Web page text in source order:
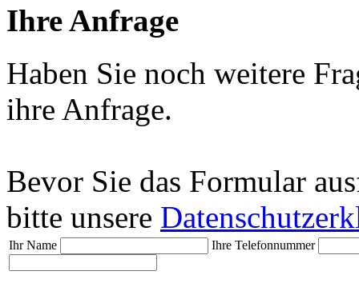
Ihre Anfrage
Haben Sie noch weitere
ihre Anfrage.
Bevor Sie das Formular
bitte unsere
Ihr Name Ihre Telefonnummer